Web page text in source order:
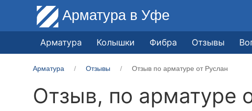
Арматура в Уфе
Арматура Колышки Фибра Отзывы
Арматура Отзывы Отзыв по арматуре от Руслан
Отзыв, по арматуре